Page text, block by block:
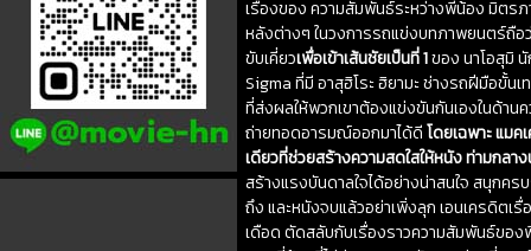
เรื่องของ ความสัมพันธ์ระหว่างพี่น้อง มิตรภ
หลังต่างๆ ในวงการรถแข่งบทภาพยนตร์ถือ
ขับเคี่ยวเพื่อเข้าเส้นชัยเป็นที่ 1ของ นาโอสุมิ
Sigma ที่มี อาสุฮิโระ ฮิยามะ ช่างรถฝีมือขั้
ที่ส่งผลให้พวกเขาต้องแข่งขันกันเองในด้าน
ถ่ายทอดอารมณ์ออกมาได้ดีโดยเฉพาะ แม
เดียวที่ช่วยสร้างความสดใสให้หนัง ท่ามกล
สร้างแรงบันดาลใจได้อย่างน่าสนใจ สนุกคร
ถึง และหนังจบแล้วอย่าเพิ่งลุก เอนเครดิ
เดือด ตัดสลับกับเรื่องราวความสัมพันธ์ขอ